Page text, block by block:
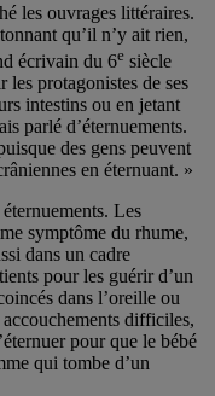
les ouvrages littéraires.
qu’il n’y ait rien,
écrivain du 6e siècle
protagonistes de ses
intestins ou en jetant
parlé d’éternuements.
des gens peuvent
en éternuant. »
Les
symptôme du rhume,
dans un cadre
pour les guérir d’un
dans l’oreille ou
difficiles,
pour que le bébé
qui tombe d’un